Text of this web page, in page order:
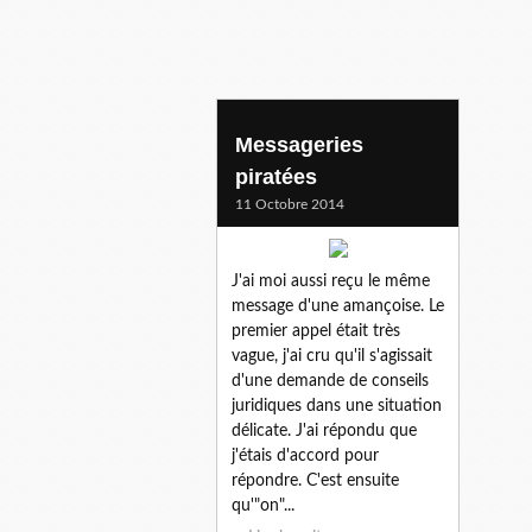
escroquerie
Messageries
piratées
11 Octobre 2014
J'ai moi aussi reçu le même
message d'une amançoise. Le
premier appel était très
vague, j'ai cru qu'il s'agissait
d'une demande de conseils
juridiques dans une situation
délicate. J'ai répondu que
j'étais d'accord pour
répondre. C'est ensuite
qu'"on"...